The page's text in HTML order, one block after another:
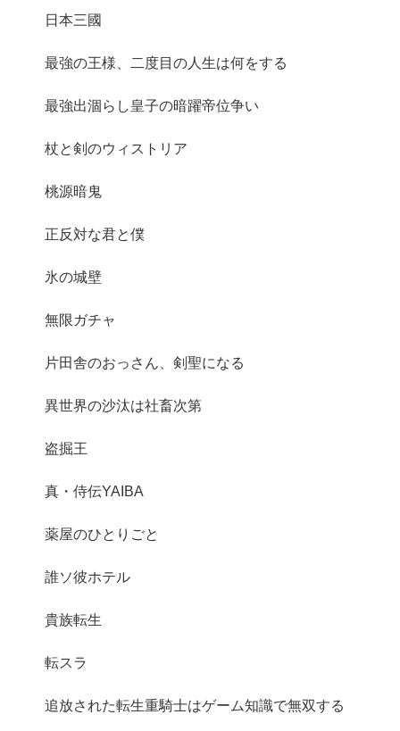
日本三國
最強の王様、二度目の人生は何をする
最強出涸らし皇子の暗躍帝位争い
杖と剣のウィストリア
桃源暗鬼
正反対な君と僕
氷の城壁
無限ガチャ
片田舎のおっさん、剣聖になる
異世界の沙汰は社畜次第
盗掘王
真・侍伝YAIBA
薬屋のひとりごと
誰ソ彼ホテル
貴族転生
転スラ
追放された転生重騎士はゲーム知識で無双する